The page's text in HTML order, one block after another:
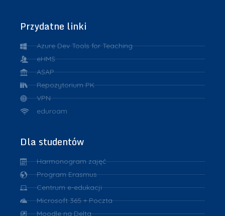
Przydatne linki
Azure Dev Tools for Teaching
eHMS
ASAP
Repozytorium PK
VPN
eduroam
Dla studentów
Harmonogram zajęć
Program Erasmus
Centrum e-edukacji
Microsoft 365 + Poczta
Moodle na Delta